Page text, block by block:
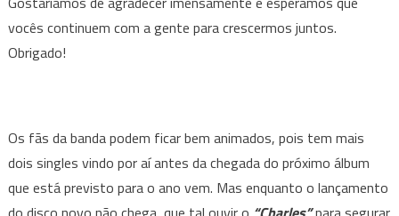
vocês continuem com a gente para crescermos juntos.
Obrigado!
Os fãs da banda podem ficar bem animados, pois tem mais
dois singles vindo por aí antes da chegada do próximo álbum
que está previsto para o ano vem. Mas enquanto o lançamento